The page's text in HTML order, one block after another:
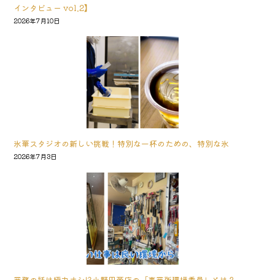
インタビュー vol.2】
2026年7月10日
氷華スタジオの新しい挑戦！特別な一杯のための、特別な氷
2026年7月3日